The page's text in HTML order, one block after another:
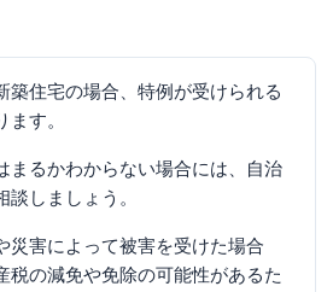
築住宅の場合、特例が受けられる
す。
まるかわからない場合には、自治
談しましょう。
災害によって被害を受けた場合
税の減免や免除の可能性があるた